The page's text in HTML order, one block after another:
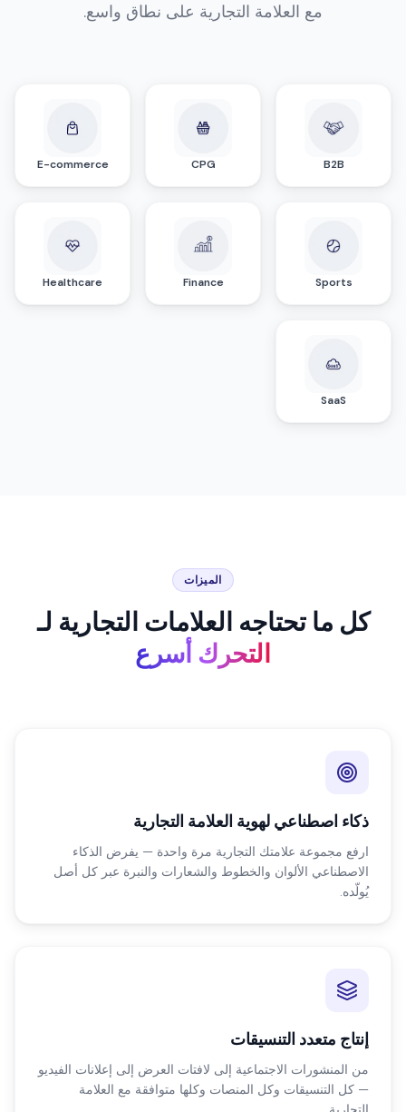
مع العلامة التجارية على نطاق واسع.
B2B
CPG
E-commerce
Sports
Finance
Healthcare
SaaS
الميزات
كل ما تحتاجه العلامات التجارية لـ
التحرك أسرع
ذكاء اصطناعي لهوية العلامة التجارية
ارفع مجموعة علامتك التجارية مرة واحدة — يفرض الذكاء
الاصطناعي الألوان والخطوط والشعارات والنبرة عبر كل أصل
يُولّده.
إنتاج متعدد التنسيقات
من المنشورات الاجتماعية إلى لافتات العرض إلى إعلانات الفيديو
— كل التنسيقات وكل المنصات وكلها متوافقة مع العلامة